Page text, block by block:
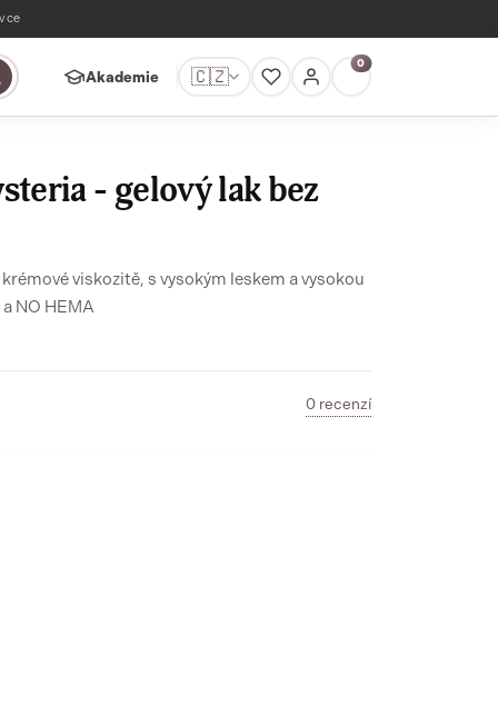
Akademie 🇨🇿
0
- gelový lak bez
viskozitě, s vysokým leskem a vysokou
NO HEMA
0 recenzí